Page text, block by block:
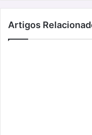
Artigos